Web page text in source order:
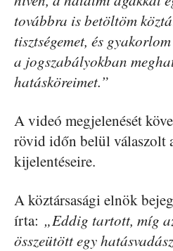
továbbra is betöltöm
tisztségemet, és
a jogszabályokban
hatásköreimet.”
A videó megjelenését
rövid időn belül válaszolt
kijelentéseire.
A köztársasági elnök
írta: „Eddig tartott, míg
összeütött egy